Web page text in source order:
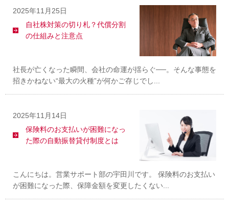
2025年11月25日
自社株対策の切り札？代償分割
の仕組みと注意点
社長が亡くなった瞬間、会社の命運が揺らぐ──。そんな事態を
招きかねない“最大の火種”が何かご存じでし...
2025年11月14日
保険料のお支払いが困難になっ
た際の自動振替貸付制度とは
こんにちは。営業サポート部の宇田川です。 保険料のお支払い
が困難になった際、保障金額を変更したくない...